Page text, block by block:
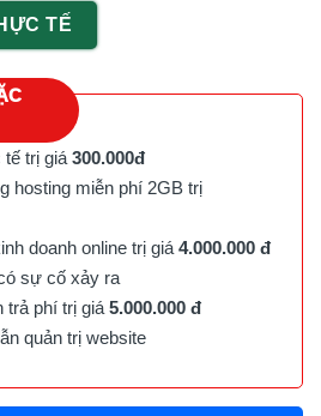
TẾ
tế trị giá 300.000đ
hosting miễn phí 2GB trị
doanh online trị giá 4.000.000 đ
sự cố xảy ra
trả phí trị giá 5.000.000 đ
quản trị website